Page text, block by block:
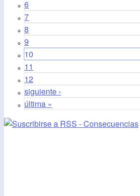
6
7
8
9
10
11
12
siguiente ›
última »